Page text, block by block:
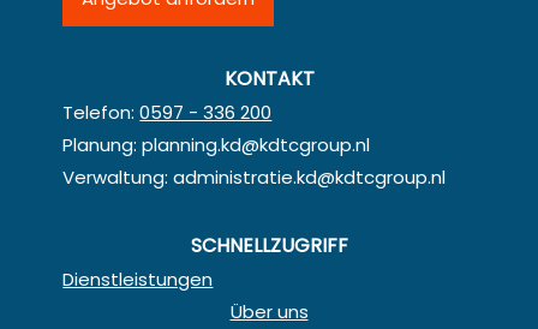
KONTAKT
Telefon:0597 - 336 200
Planung:planning.kd@kdtcgroup.nl
Verwaltung:administratie.kd@kdtcgroup.nl
SCHNELLZUGRIFF
Dienstleistungen
Über uns